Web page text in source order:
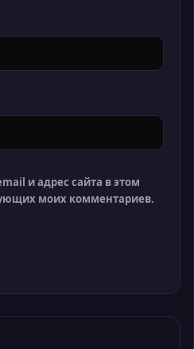
и адрес сайта в этом
моих комментариев.